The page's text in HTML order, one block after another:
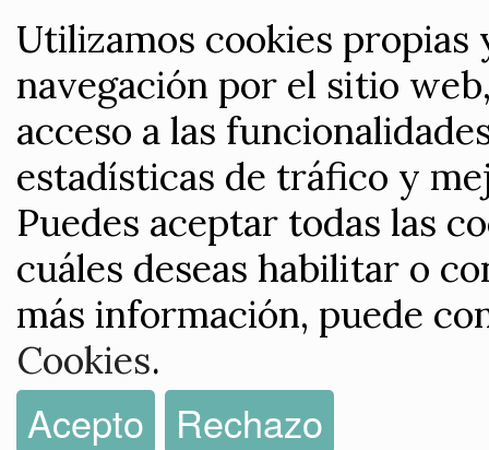
Utilizamos cookies
navegación por el sitio
acceso a las
estadísticas de tráfico y
Puedes aceptar todas las
cuáles deseas habilitar o
más información, puede
Cookies.
Acepto Rechazo